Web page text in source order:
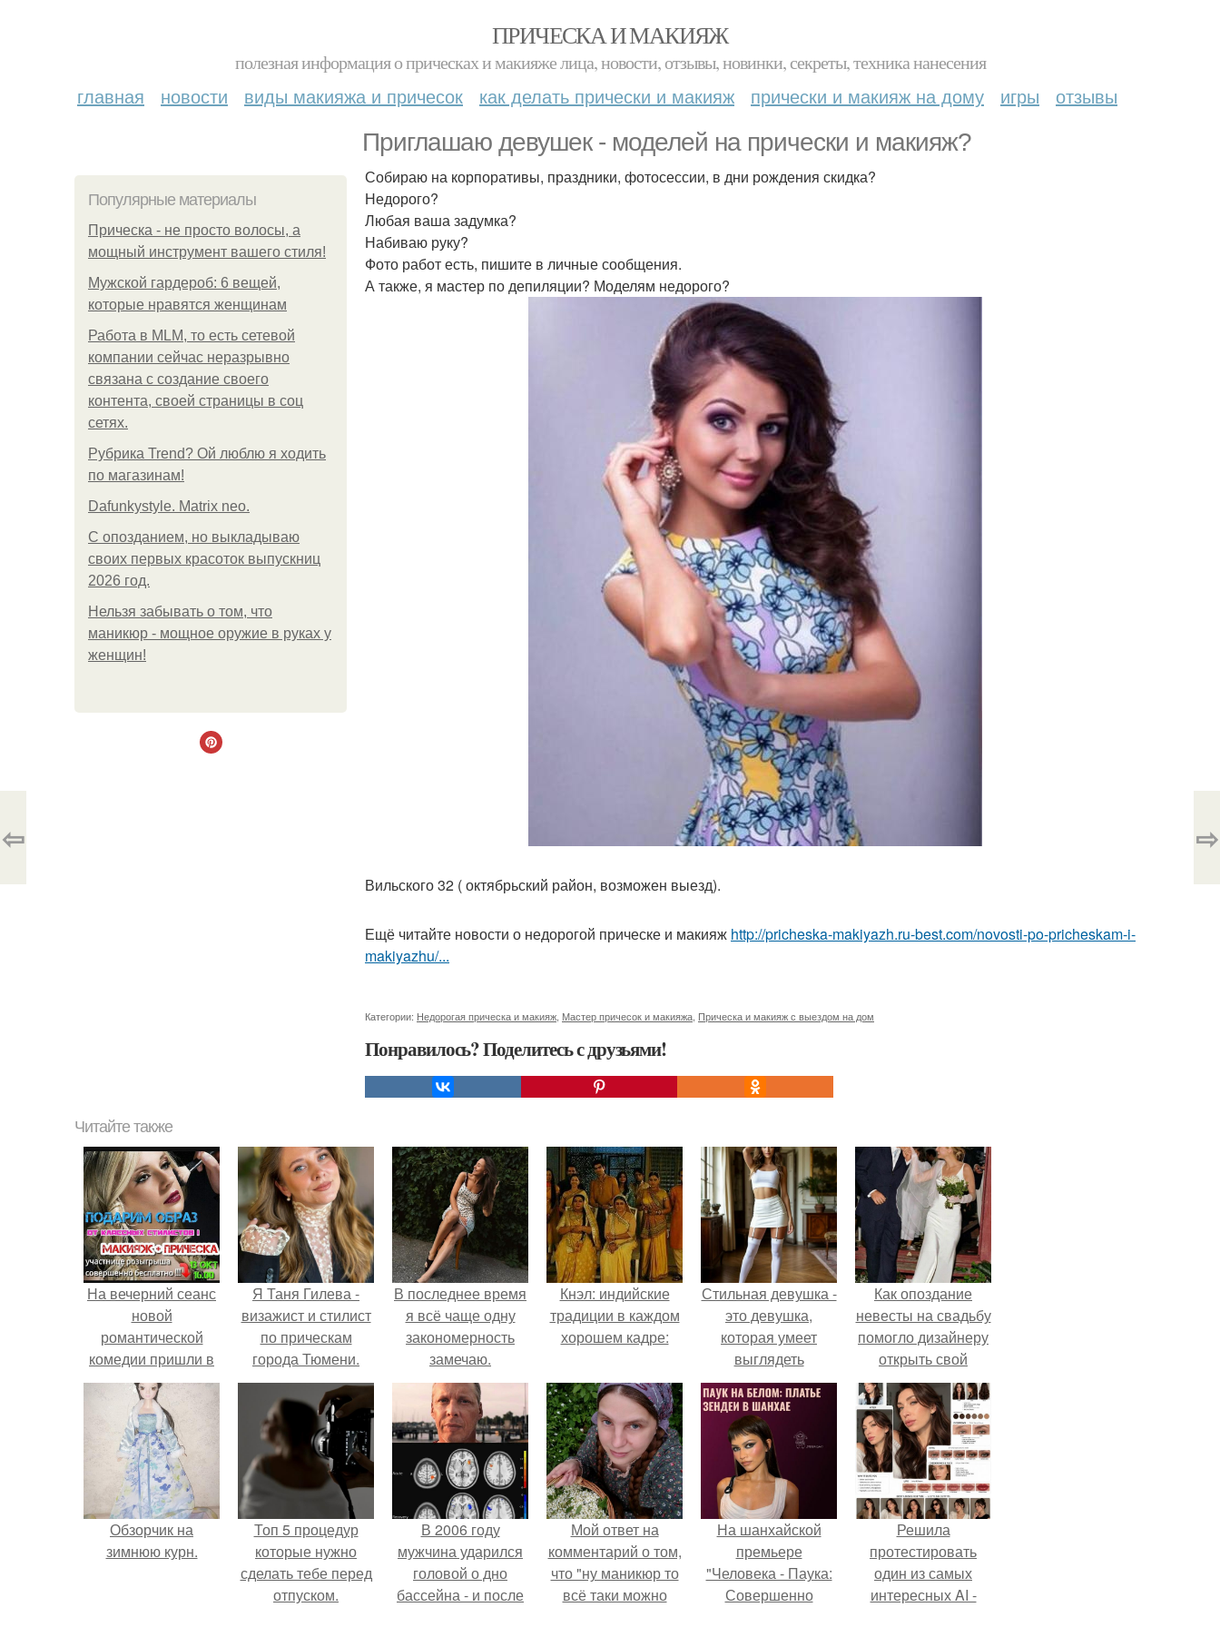
ПРИЧЕСКА И МАКИЯЖ
полезная информация о прическах и макияже лица, новости, отзывы, новинки, секреты, техника нанесения
главная новости виды макияжа и причесок как делать прически и макияж прически и макияж на дому игры отзывы
Приглашаю девушек - моделей на прически и макияж?
Популярные материалы
Прическа - не просто волосы, а
мощный инструмент вашего стиля!
Мужской гардероб: 6 вещей,
которые нравятся женщинам
Работа в MLM, то есть сетевой
компании сейчас неразрывно
связана с создание своего
контента, своей страницы в соц
сетях.
Рубрика Trend? Ой люблю я ходить
по магазинам!
Dafunkystyle. Matrix neo.
С опозданием, но выкладываю
своих первых красоток выпускниц
2026 год.
Нельзя забывать о том, что
маникюр - мощное оружие в руках у
женщин!
Собираю на корпоративы, праздники, фотосессии, в дни рождения скидка?
Недорого?
Любая ваша задумка?
Набиваю руку?
Фото работ есть, пишите в личные сообщения.
А также, я мастер по депиляции? Моделям недорого?
Вильского 32 ( октябрьский район, возможен выезд).
Ещё читайте новости о недорогой прическе и макияж http://pricheska-makiyazh.ru-best.com/novosti-po-pricheskam-i-
makiyazhu/...
Категории: Недорогая прическа и макияж Мастер причесок и макияжа Прическа и макияж с выездом на дом
Понравилось? Поделитесь с друзьями!
⇦ ⇨
Читайте также
На вечерний сеанс
новой
романтической
комедии пришли в
основном девушки.
Я Таня Гилева -
визажист и стилист
по прическам
города Тюмени.
В последнее время
я всё чаще одну
закономерность
замечаю.
Кнэл: индийские
традиции в каждом
хорошем кадре:
Стильная девушка -
это девушка,
которая умеет
выглядеть
привлекательно и
элегантно в любои
ситуации.
Как опоздание
невесты на свадьбу
помогло дизайнеру
открыть свой
бренд.
Обзорчик на
зимнюю курн.
Топ 5 процедур
которые нужно
сделать тебе перед
отпуском.
В 2006 году
мужчина ударился
головой о дно
бассейна - и после
Мой ответ на
комментарий о том,
что "ну маникюр то
всё таки можно
На шанхайской
премьере
"Человека - Паука:
Совершенно
Решила
протестировать
один из самых
интересных AI -